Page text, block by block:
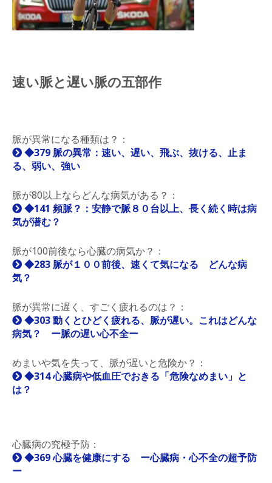
速い脈と遅い脈の五部作
脈が異常になる種類は？：
◆379 脈の異常：速い、遅い、飛ぶ、抜ける、止ま
る、弱い、強い
脈が80以上ならどんな病気がある？：
◆141 頻脈？：安静で脈８０台以上、長く続く時は病
気が潜む？
脈が100前後なら心臓の病気か？：
◆283 脈が１００前後、速くて気になる どんな病
気？
脈が異常に遅く、すごく疲れるのは？：
◆303 動くとひどく疲れる、脈が遅い。これはどんな
病気？ ー脈の遅い心不全ー
めまいや気を失って、脈が遅いと危険か？：
◆314 心臓病や低血圧でおきる「危険なめまい」と
は？
心臓病の究極予防：
◆369 心臓を健康にする ー心臓病・心不全の超予防
ー